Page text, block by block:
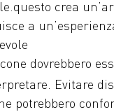
crea
a
dovrebbero
Evitare
potrebbero